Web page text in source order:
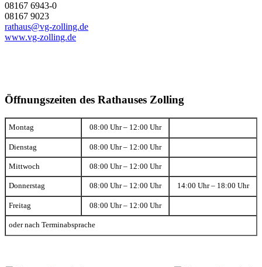
08167 6943-0
08167 9023
rathaus@vg-zolling.de
www.vg-zolling.de
Öffnungszeiten des Rathauses Zolling
Montag 08:00 Uhr – 12:00 Uhr
Dienstag 08:00 Uhr – 12:00 Uhr
Mittwoch 08:00 Uhr – 12:00 Uhr
Donnerstag 08:00 Uhr – 12:00 Uhr 14:00 Uhr – 18:00 Uhr
Freitag 08:00 Uhr – 12:00 Uhr
oder nach Terminabsprache